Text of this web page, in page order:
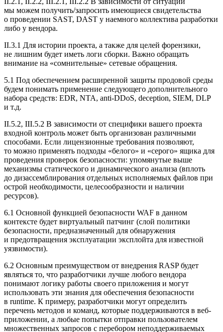
мы можем получить/запросить имеющиеся свидетельства
о проведении SAST, DAST у наемного коллектива разработки
либо у вендора.
II.3.1 Для истории проекта, а также для целей форензики,
не лишним будет иметь логи сборки. Важно обращать
внимание на «сомнительные» сетевые обращения.
5.1 Под обеспечением расширенной защиты продовой среды
будем понимать применение следующего дополнительного
набора средств: EDR, NTA, anti-DDoS, deception, SIEM, DLP
и т.д.
II.5.2, III.5.2 В зависимости от специфики вашего проекта
входной контроль может быть организован различными
способами. Если лицензионные требования позволяют,
то можно применять подходы «белого» и «серого» ящика для
проведения проверок безопасности: упомянутые выше
механизмы статического и динамического анализа (вплоть
до дизассемблирования отдельных исполняемых файлов при
острой необходимости, целесообразности и наличии
ресурсов).
6.1 Основной функцией безопасности WAF в данном
контексте будет виртуальный патчинг (слой политики
безопасности, предназначенный для обнаружения
и предотвращения эксплуатации эксплойта для известной
уязвимости).
6.2 Основным преимуществом от внедрения RASP будет
являться то, что разработчики лучше любого вендора
понимают логику работы своего приложения и могут
использовать эти знания для обеспечения безопасности
в runtime. К примеру, разработчики могут определить
перечень методов и команд, которые поддерживаются в веб-
приложении, а любые попытки отправки пользователем
множественных запросов с перебором неподдерживаемых